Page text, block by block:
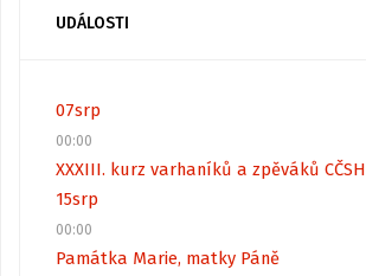
UDÁLOSTI
07srp
00:00
XXXIII. kurz varhaníků a zpěváků CČSH
15srp
00:00
Památka Marie, matky Páně